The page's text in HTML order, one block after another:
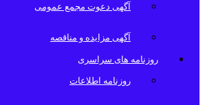
آگهی دعوت مجمع عمومی
آگهی مزایده و مناقصه
روزنامه های سراسری
روزنامه اطلاعات